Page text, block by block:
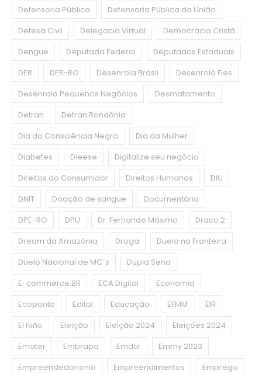
Defensoria Pública
Defensoria Pública da União
Defesa Civil
Delegacia Virtual
Democracia Cristã
Dengue
Deputada Federal
Deputados Estaduais
DER
DER-RO Desenrola Brasil
Desenrola Fies
Desenrola Pequenos Negócios
Desmatamento
Detran
Detran Rondônia
Dia da Consciência Negra
Dia da Mulher
Diabetes
Dieese
Digitalize seu negócio
Direitos do Consumidor
Direitos Humanos
DIU
DNIT
Doação de sangue
Documentário
DPE-RO
DPU Dr. Fernando Máximo
Draco 2
Dream da Amazônia
Droga
Duelo na Fronteira
Duelo Nacional de MC´s
Dupla Sena
E-commerce.BR
ECA Digital
Economia
Ecoponto
Edital Educação EFMM
EIR
El Niño
Eleição Eleição 2024
Eleições 2024
Emater
Embrapa Emdur
Emmy 2023
Empreendedorismo
Empreendimentos
Emprego